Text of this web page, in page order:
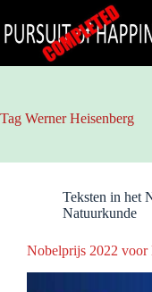
naar
de
Tag Werner Heisenberg
Teksten in het
Natuurkunde
Nobelprijs 2022 voor